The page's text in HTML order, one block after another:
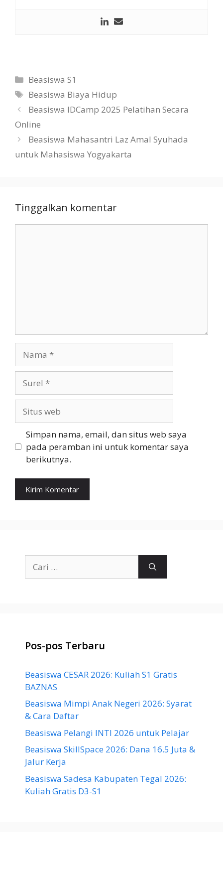
Kategori
Beasiswa S1
Tag
Beasiswa Biaya Hidup
Beasiswa IDCamp 2025 Pelatihan Secara
Online
Beasiswa Mahasantri Laz Amal Syuhada
untuk Mahasiswa Yogyakarta
Tinggalkan komentar
web
Simpan nama, email, dan situs web saya
pada peramban ini untuk komentar saya
berikutnya.
untuk:
Pos-pos Terbaru
Beasiswa CESAR 2026: Kuliah S1 Gratis
BAZNAS
Beasiswa Mimpi Anak Negeri 2026: Syarat
& Cara Daftar
Beasiswa Pelangi INTI 2026 untuk Pelajar
Beasiswa SkillSpace 2026: Dana 16.5 Juta &
Jalur Kerja
Beasiswa Sadesa Kabupaten Tegal 2026:
Kuliah Gratis D3-S1